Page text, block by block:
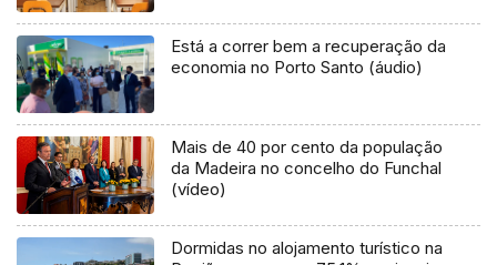
Está a correr bem a recuperação da
economia no Porto Santo (áudio)
Mais de 40 por cento da população
da Madeira no concelho do Funchal
(vídeo)
Dormidas no alojamento turístico na